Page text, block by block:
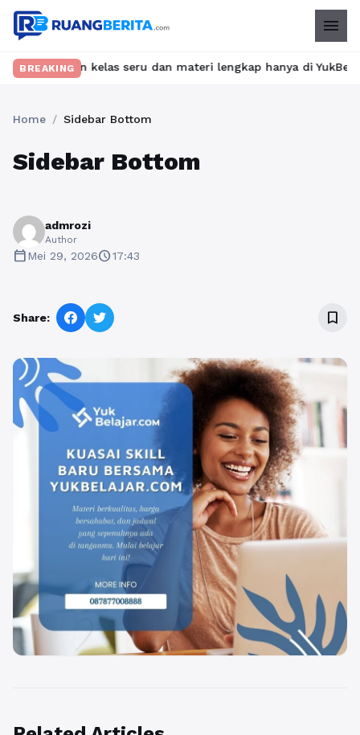
menu
BREAKING
kelas seru dan materi lengkap hanya di
Home / Sidebar Bottom
Sidebar Bottom
admrozi
Author
calendar_todayMei 29, 2026schedule17:43
Share: bookmark_border